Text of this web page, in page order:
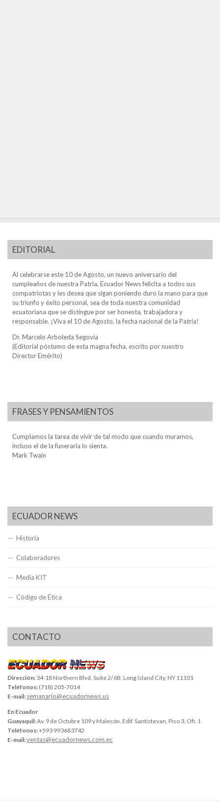
EDITORIAL
Al celebrarse este 10 de Agosto, un nuevo aniversario del
cumpleaños de nuestra Patria, Ecuador News felicita a todos sus
compatriotas y les desea que sigan poniendo duro la mano para que
su triunfo y éxito personal, sea de toda nuestra comunidad
ecuatoriana que se distingue por ser honesta, trabajadora y
responsable. ¡Viva el 10 de Agosto, la fecha nacional de la Patria!
Dr. Marcelo Arboleda Segovia
(Editorial póstumo de esta magna fecha, escrito por nuestro
Director Emérito)
FRASES Y PENSAMIENTOS
Cumplamos la tarea de vivir de tal modo que cuando muramos,
incluso el de la funeraria lo sienta.
Mark Twain
ECUADOR NEWS
Historia
Colaboradores
Media KIT
Código de Ética
CONTACTO
Dirección: 34-18 Northern Blvd, Suite 2/6B, Long Island City, NY 11101
Teléfonos: (718) 205-7014
E-mail: semanario@ecuadornews.us
En Ecuador
Guayaquil:Av. 9 de Octubre 109 y Malecón, Edif. Santistevan, Piso 3, Ofi. 1
Teléfonos:+593 993683742
E-mail:ventas@ecuadornews.com.ec